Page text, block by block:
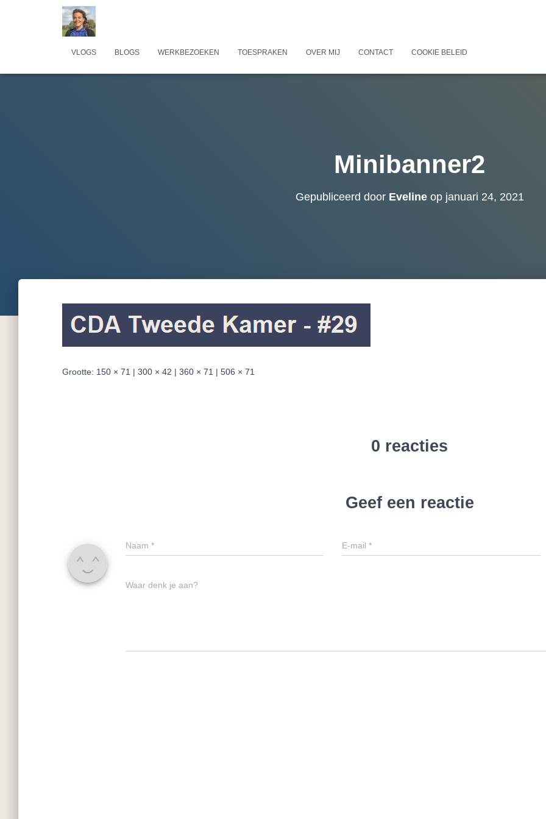
VLOGS BLOGS WERKBEZOEKEN TOESPRAKEN OVER MIJ CONTACT COOKIE BELEID
Minibanner2
Gepubliceerd door Evelineop januari 24, 2021
Grootte: 150 × 71 | 300 × 42 | 360 × 71 | 506 × 71
0 reacties
Geef een reactie
Naam * E-mail*
Waar denk je aan?